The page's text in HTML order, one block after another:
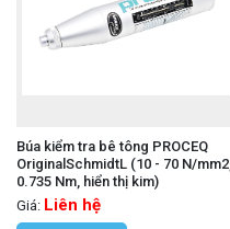
Búa kiểm tra bê tông PROCEQ
OriginalSchmidtL (10 - 70 N/mm2,
0.735 Nm, hiển thị kim)
Giá: Liên hệ